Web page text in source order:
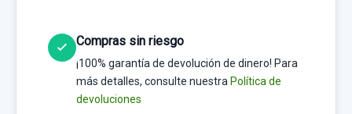
Compras sin riesgo
¡100% garantía de devolución de dinero! Para
más detalles, consulte nuestra Política de
devoluciones